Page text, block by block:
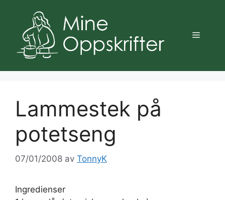
innhold
Meny
Lammestek på
potetseng
07/01/2008 av TonnyK
Ingredienser